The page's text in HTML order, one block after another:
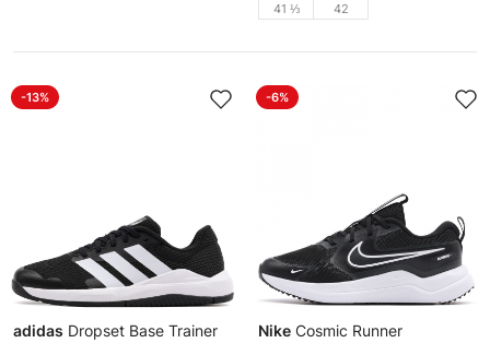
41 ⅓
42
-13%
adidas Dropset Base Trainer
-6%
Nike Cosmic Runner